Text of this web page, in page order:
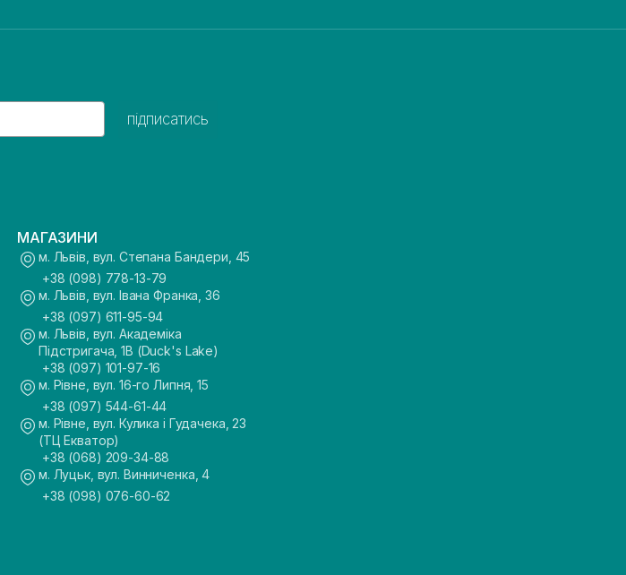
підписатись
МАГАЗИНИ
м. Львів, вул. Степана Бандери, 45
+38 (098) 778-13-79
м. Львів, вул. Івана Франка, 36
+38 (097) 611-95-94
м. Львів, вул. Академіка
Підстригача, 1В (Duck's Lake)
+38 (097) 101-97-16
м. Рівне, вул. 16-го Липня, 15
+38 (097) 544-61-44
м. Рівне, вул. Кулика і Гудачека, 23
(ТЦ Екватор)
+38 (068) 209-34-88
м. Луцьк, вул. Винниченка, 4
+38 (098) 076-60-62